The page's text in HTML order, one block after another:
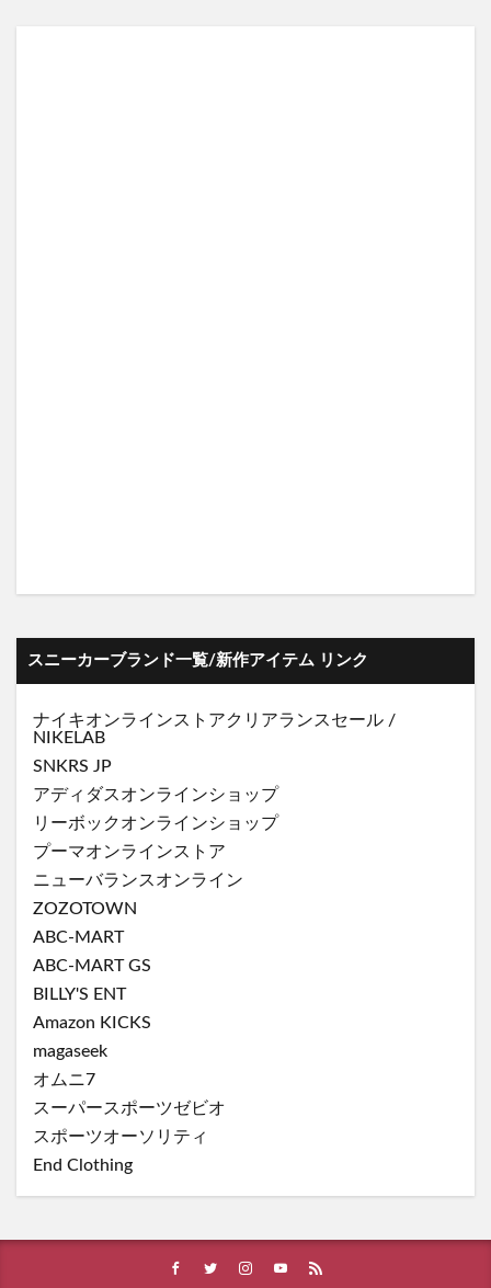
スニーカーブランド一覧/新作アイテム リンク
ナイキオンラインストアクリアランスセール /
NIKELAB
SNKRS JP
アディダスオンラインショップ
リーボックオンラインショップ
プーマオンラインストア
ニューバランスオンライン
ZOZOTOWN
ABC-MART
ABC-MART GS
BILLY'S ENT
Amazon KICKS
magaseek
オムニ7
スーパースポーツゼビオ
スポーツオーソリティ
End Clothing